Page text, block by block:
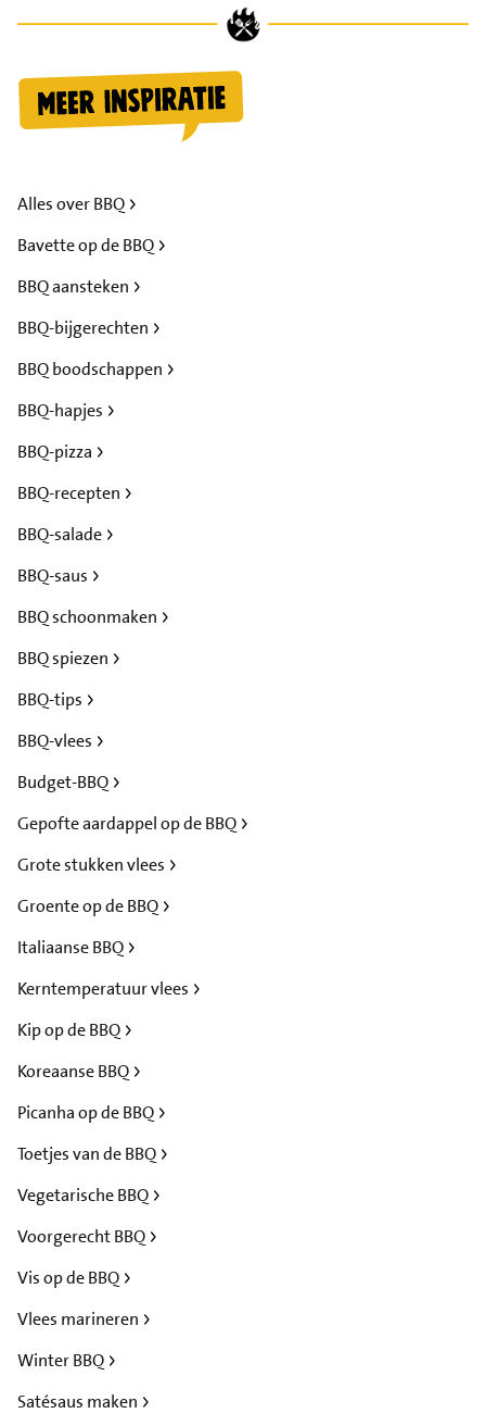
Alles over BBQ
Bavette op de BBQ
BBQ aansteken
BBQ-bijgerechten
BBQ boodschappen
BBQ-hapjes
BBQ-pizza
BBQ-recepten
BBQ-salade
BBQ-saus
BBQ schoonmaken
BBQ spiezen
BBQ-tips
BBQ-vlees
Budget-BBQ
Gepofte aardappel op de BBQ
Grote stukken vlees
Groente op de BBQ
Italiaanse BBQ
Kerntemperatuur vlees
Kip op de BBQ
Koreaanse BBQ
Picanha op de BBQ
Toetjes van de BBQ
Vegetarische BBQ
Voorgerecht BBQ
Vis op de BBQ
Vlees marineren
Winter BBQ
Satésaus maken